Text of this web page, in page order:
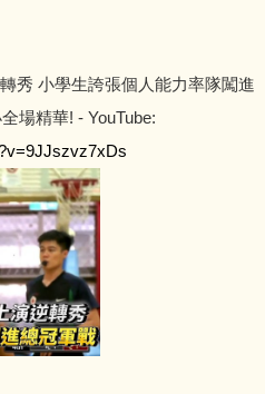
秀 小學生誇張個人能力率隊闖進
場精華! - YouTube: